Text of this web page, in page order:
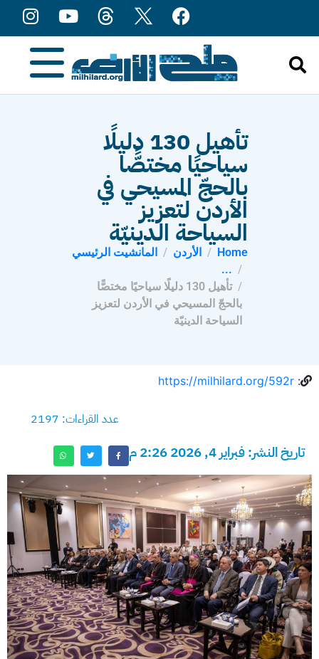
تأهيل 130 دليلًا
سياحيًا مختصًّا
بالحجّ المسيحي في
الأردن لتعزيز
السياحة الدينيّة
Home الأردن
المانشيت الرئيسي
...
تأهيل 130 دليلًا سياحيًا مختصًّا
بالحجّ المسيحي في الأردن لتعزيز
السياحة الدينيّة
:
https://milhilard.org/592r
عدد القراءات: 2197
تاريخ النشر: فبراير 4, 2026 2:26 م